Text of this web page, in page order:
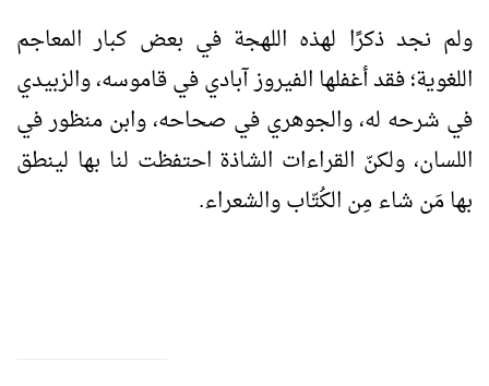
ولم نجد ذكرًا لهذه اللهجة في بعض كبار المعاجم
اللغوية؛ فقد أغفلها الفيروز آبادي في قاموسه، والزبيدي
في شرحه له، والجوهري في صحاحه، وابن منظور في
اللسان، ولكنّ القراءات الشاذة احتفظت لنا بها لينطق
بها مَن شاء مِن الكُتّاب والشعراء.